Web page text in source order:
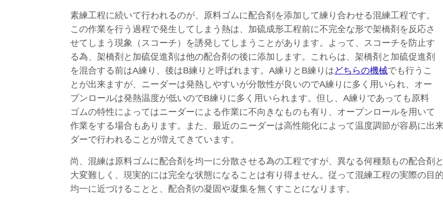
素練工程に続いて行われるのが、原料ゴムに配合剤を添加して練り合わせる混練工程です。
この作業を行う過程で発生してしまう熱は、加硫成形工程前に不完全な形で架橋剤を反応さ
せてしまう現象（スコーチ）を誘発してしまうことがあります。よって、スコーチを防止す
る為、架橋剤と加硫促進剤は他の配合剤の後に添加します。これらは、架橋剤と加硫促進剤
を混合する前はA練り、後はB練りと呼ばれます。A練りとB練りは どちらの機械でも行うこ
とが出来ますが、ニーダーは発熱しやすいが分散性が良いのでA練りに多く用いられ、オー
プンロールは発熱温度が低いのでB練りに多く用いられます。但し、A練りであっても原料
ゴムの特性によってはニーダーによる作業に不向きなものも有り、オープンロールを用いて
作業をする場合もあります。また、最近のニーダーは高性能化によって温度調節が容易に出
ダーで行われることが増えてきています。
尚、混練は原料ゴムに配合剤を均一に分散させる為の工程ですが、異なる何種類もの配合剤
大変難しく、現実的には完全な状態になることは有り得ません。従って混練工程の実際の目
均一に近づけることと、配合剤の凝固や凝集を無くすことになります。